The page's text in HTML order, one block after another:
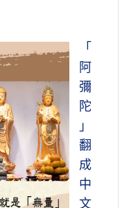
「
阿
彌
陀
」
翻
成
中
文